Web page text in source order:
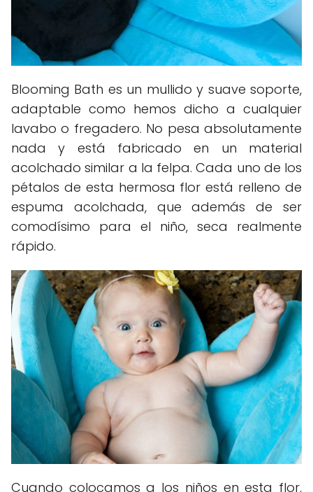
Blooming Bath es un mullido y suave soporte,
adaptable como hemos dicho a cualquier
lavabo o fregadero. No pesa absolutamente
nada y está fabricado en un material
acolchado similar a la felpa. Cada uno de los
pétalos de esta hermosa flor está relleno de
espuma acolchada, que además de ser
comodísimo para el niño, seca realmente
rápido.
Cuando colocamos a los niños en esta flor,